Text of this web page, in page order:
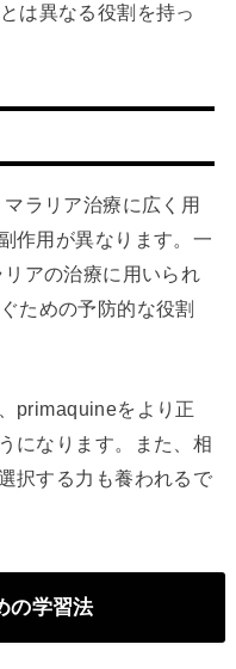
は異なる役割を持っ
ラリア治療に広く用
作用が異なります。一
アの治療に用いられ
ための予防的な役割
primaquineをより正
になります。また、相
択する力も養われるで
の学習法